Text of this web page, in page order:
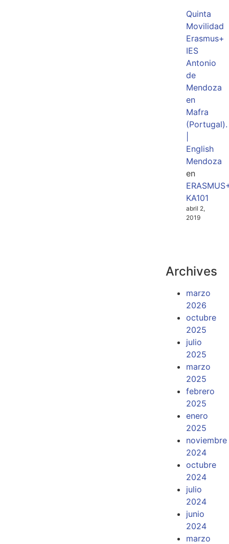
Quinta
Movilidad
Erasmus+
IES
Antonio
de
Mendoza
en
Mafra
(Portugal).
English
Mendoza
en
KA101
abril 2,
2019
Archives
marzo
2026
octubre
2025
julio
2025
marzo
2025
febrero
2025
enero
2025
noviembre
2024
octubre
2024
julio
2024
junio
2024
marzo